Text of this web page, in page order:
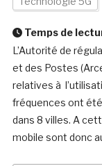
Temps de
L’Autorité de
et des Postes
relatives à
fréquences ont
dans 8 villes. A
mobile sont donc